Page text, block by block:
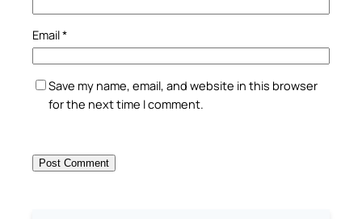
Email*
Save my name, email, and website in this browser
for the next time I comment.